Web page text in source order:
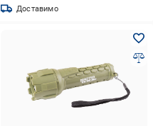
Доставимо